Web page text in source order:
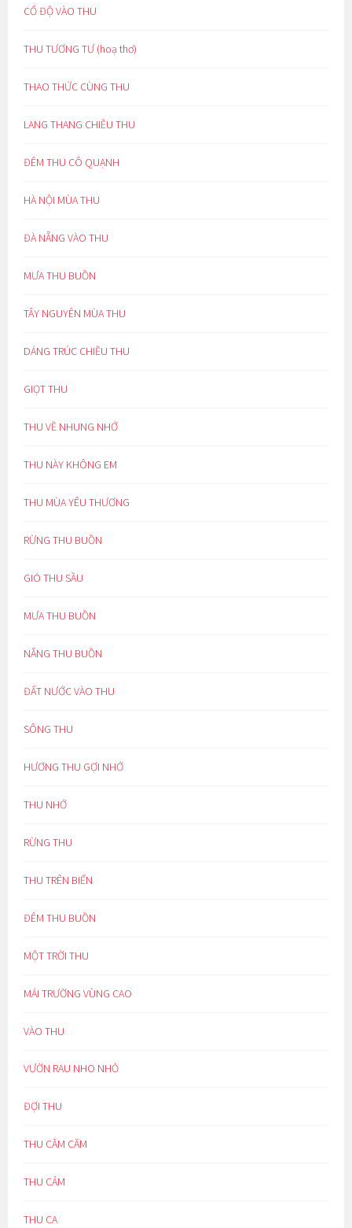
CỔ ĐỘ VÀO THU
THU TƯƠNG TƯ (hoạ thơ)
THAO THỨC CÙNG THU
LANG THANG CHIỀU THU
ĐÊM THU CÔ QUẠNH
HÀ NỘI MÙA THU
ĐÀ NẴNG VÀO THU
MƯA THU BUỒN
TÂY NGUYÊN MÙA THU
DÁNG TRÚC CHIỀU THU
GIỌT THU
THU VỀ NHUNG NHỚ
THU NÀY KHÔNG EM
THU MÙA YÊU THƯƠNG
RỪNG THU BUỒN
GIÓ THU SẦU
MƯA THU BUỒN
NẮNG THU BUỒN
ĐẤT NƯỚC VÀO THU
SÔNG THU
HƯƠNG THU GỢI NHỚ
THU NHỚ
RỪNG THU
THU TRÊN BIỂN
ĐÊM THU BUỒN
MỘT TRỜI THU
MÁI TRƯỜNG VÙNG CAO
VÀO THU
VƯỜN RAU NHO NHỎ
ĐỢI THU
THU CĂM CĂM
THU CẢM
THU CA